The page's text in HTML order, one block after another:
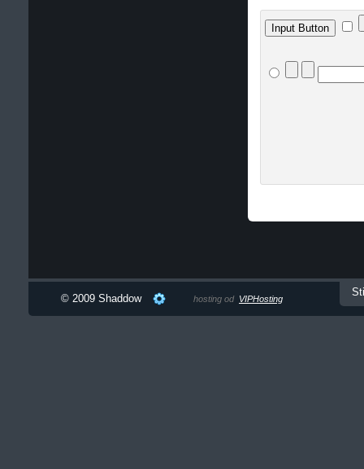
© 2009 Shaddow hosting od VIPHosting